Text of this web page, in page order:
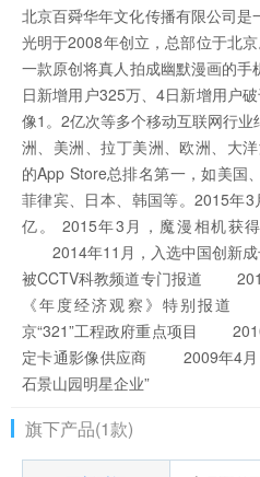
北京百舜华年文化传播有限公司
光明于2008年创立，总部位于北
一款原创将真人拍成幽默漫画的
日新增用户325万、4日新增用户
像1。2亿次等多个移动互联网行
洲、美洲、拉丁美洲、欧洲、大
的App Store总排名第一，如美国
菲律宾、日本、韩国等。2015年
亿。 2015年3月，魔漫相机获
2014年11月，入选中国创新
被CCTV科教频道专门报道 2013
《年度经济观察》特别报
京“321”工程政府重点项目
定卡通影像供应商 2009年4月
石景山园明星企业”
旗下产品(1款)